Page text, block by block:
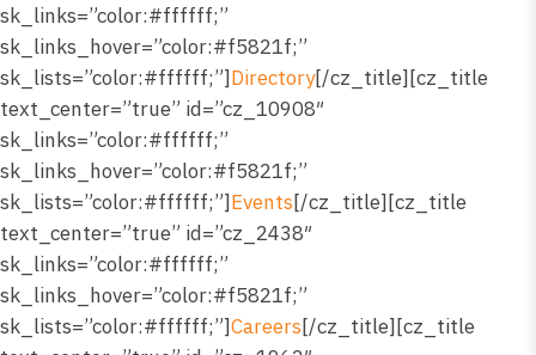
sk_links=”color:#ffffff;”
sk_links_hover=”color:#f5821f;”
sk_lists=”color:#ffffff;”]Directory[/cz_title][cz_title
text_center=”true” id=”cz_10908″
sk_links=”color:#ffffff;”
sk_links_hover=”color:#f5821f;”
sk_lists=”color:#ffffff;”]Events[/cz_title][cz_title
text_center=”true” id=”cz_2438″
sk_links=”color:#ffffff;”
sk_links_hover=”color:#f5821f;”
sk_lists=”color:#ffffff;”]Careers[/cz_title][cz_title